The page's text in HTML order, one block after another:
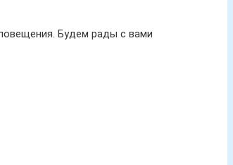
Будем рады с вами